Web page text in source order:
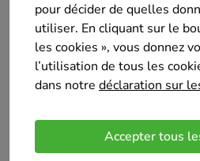
pour décider de quelles
utiliser. En cliquant sur le
les cookies », vous donnez
l’utilisation de tous les
dans notre déclaration sur
Accepter tous
QUALICONSTRUCT 5000
Pas encore d'évaluation
Anhée
Forte de plus de 25 ans de
belge, QUALICONSTRUCT